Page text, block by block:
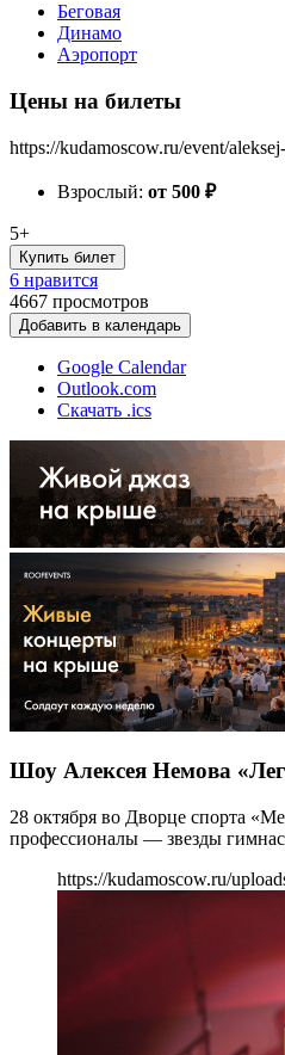
Беговая
Динамо
Аэропорт
Цены на билеты
https://kudamoscow.ru/event/
Взрослый: от 500 ₽
5+
Купить билет
6 нравится
4667 просмотров
Добавить в календарь
Google Calendar
Outlook.com
Скачать .ics
Шоу Алексея Немова
28 октября во Дворце спорта
профессионалы — звезды
https://kudamoscow.ru/